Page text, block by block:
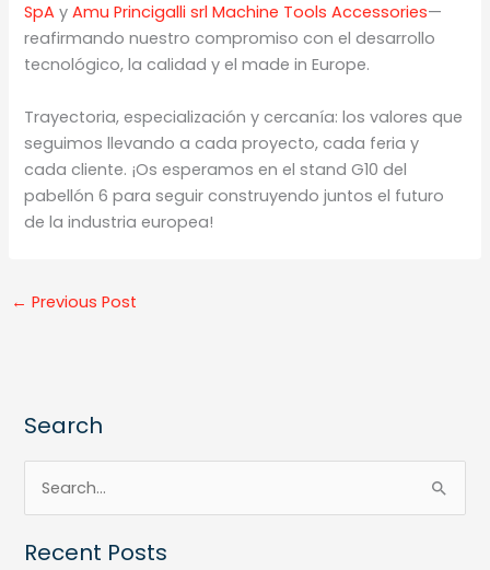
SpA yAmu Princigalli srl Machine Tools Accessories—
reafirmando nuestro compromiso con el desarrollo
tecnológico, la calidad y el made in Europe.
Trayectoria, especialización y cercanía: los valores que
seguimos llevando a cada proyecto, cada feria y
cada cliente. ¡Os esperamos en el stand G10 del
pabellón 6 para seguir construyendo juntos el futuro
de la industria europea!
← Previous Post
Search
a
Recent Posts